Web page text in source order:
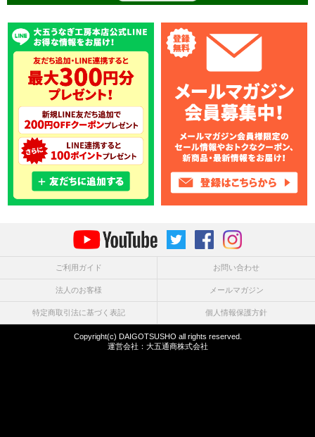
ご利用ガイド お問い合わせ
法人のお客様 メールマガジン
特定商取引法に基づく表記 個人情報保護方針
Copyright(c) DAIGOTSUSHO all rights reserved.
運営会社： 大五通商株式会社